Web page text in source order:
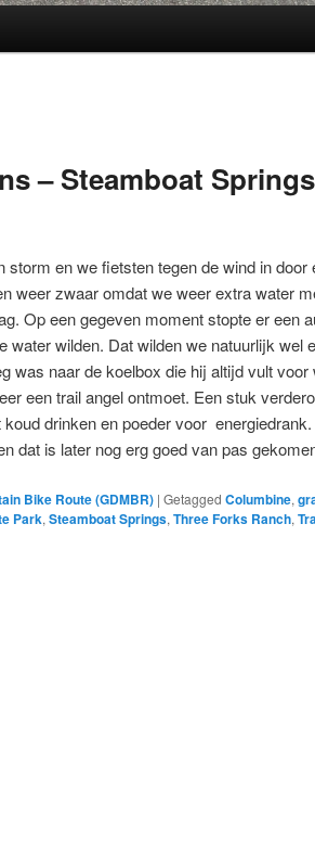
– Steamboat Springs
storm en we fietsten tegen de wind in door
weer zwaar omdat we weer extra water
Op een gegeven moment stopte er een
water wilden. Dat wilden we natuurlijk wel
was naar de koelbox die hij altijd vult voor
een trail angel ontmoet. Een stuk
drinken en poeder voor
dat is later nog erg goed van pas
Bike Route (GDMBR) | Getagged Columbine,
Park, Steamboat Springs, Three Forks Ranch,